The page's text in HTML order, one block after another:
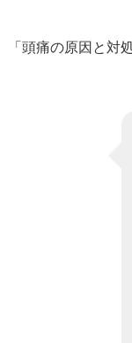
「頭痛の原因と対